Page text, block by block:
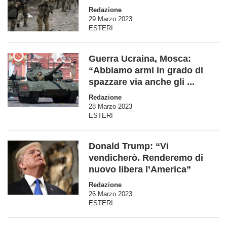
Redazione
29 Marzo 2023
ESTERI
Guerra Ucraina, Mosca:
“Abbiamo armi in grado di
spazzare via anche gli ...
Redazione
28 Marzo 2023
ESTERI
Donald Trump: “Vi
vendicherò. Renderemo di
nuovo libera l’America”
Redazione
26 Marzo 2023
ESTERI